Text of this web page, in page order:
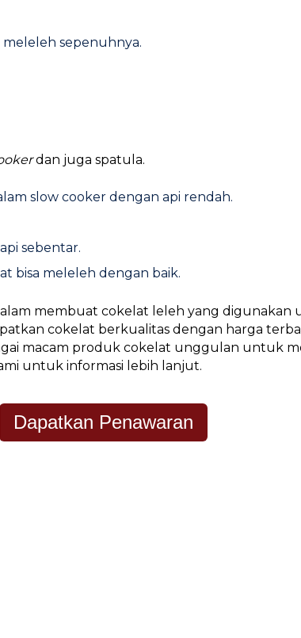
sepenuhnya.
dan juga spatula.
slow cooker dengan api rendah.
sebentar.
bisa meleleh dengan baik.
membuat cokelat leleh yang digunakan
cokelat berkualitas dengan harga
macam produk cokelat unggulan untuk
untuk informasi lebih lanjut.
Dapatkan Penawaran